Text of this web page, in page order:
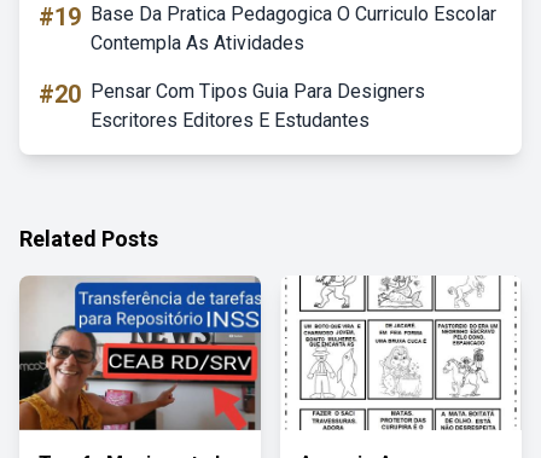
#19 Base Da Pratica Pedagogica O Curriculo Escolar
Contempla As Atividades
#20 Pensar Com Tipos Guia Para Designers
Escritores Editores E Estudantes
Related Posts